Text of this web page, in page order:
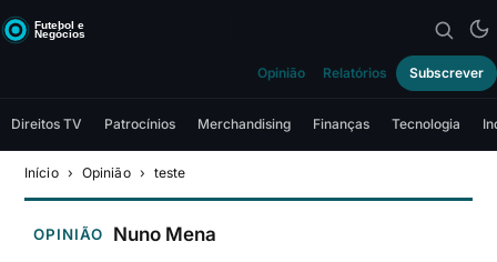
Opinião Relatórios Subscrever
Direitos TV Patrocínios Merchandising Finanças Tecnologia
Início Opinião teste
OPINIÃO Nuno Mena